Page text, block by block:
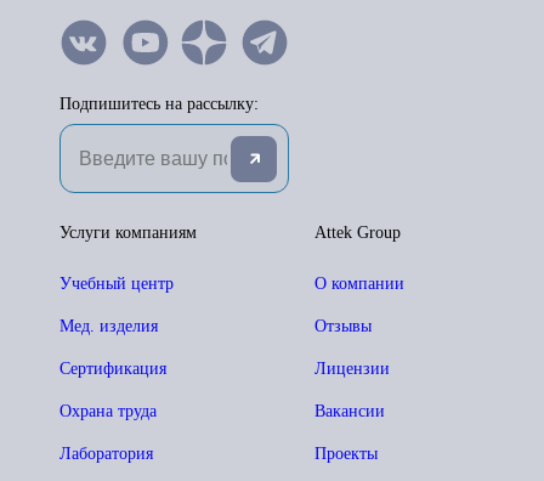
Подпишитесь на рассылку:
Attek Group
О компании
Отзывы
Лицензии
Вакансии
Проекты
Услуги компаниям
Учебный центр
Мед. изделия
Сертификация
Охрана труда
Лаборатория